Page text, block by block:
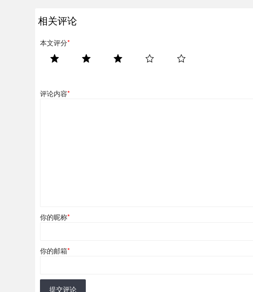
相关评论
本文评分*
评论内容*
你的昵称*
你的邮箱*
提交评论